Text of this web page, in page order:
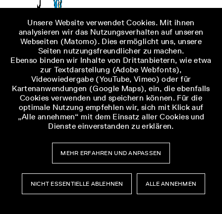
Unsere Website verwendet Cookies. Mit ihnen
analysieren wir das Nutzungsverhalten auf unseren
Webseiten (Matomo). Dies ermöglicht uns, unsere
Seiten nutzungsfreundlicher zu machen.
Ebenso binden wir Inhalte von Drittanbietern, wie etwa
zur Textdarstellung (Adobe Webfonts),
Videowiedergabe (YouTube, Vimeo) oder für
Kartenanwendungen (Google Maps), ein, die ebenfalls
Cookies verwenden und speichern können. Für die
optimale Nutzung empfehlen wir, sich mit Klick auf
„Alle annehmen“ mit dem Einsatz aller Cookies und
Dienste einverstanden zu erklären.
MEHR ERFAHREN UND ANPASSEN
NICHT ESSENTIELLE ABLEHNEN ALLE ANNEHMEN